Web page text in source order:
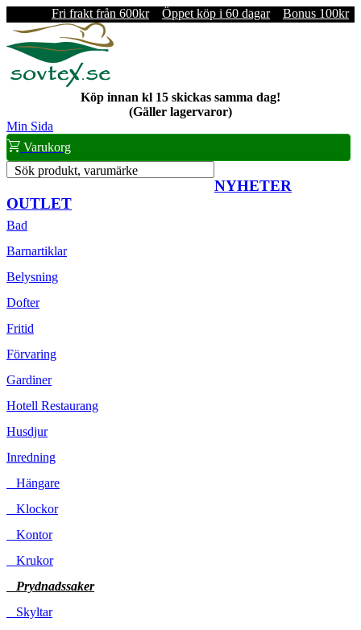
Fri frakt från 600kr Öppet köp i 60 dagar Bonus 100kr
Köp innan kl 15 skickas samma dag!
(Gäller lagervaror)
Min Sida
Varukorg
Sök produkt, varumärke
NYHETER
OUTLET
Bad
Barnartiklar
Belysning
Dofter
Fritid
Förvaring
Gardiner
Hotell Restaurang
Husdjur
Inredning
Hängare
Klockor
Kontor
Krukor
Prydnadssaker
Skyltar